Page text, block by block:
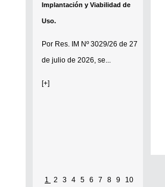
Implantación y Viabilidad de
Uso.
Por Res. IM Nº 3029/26 de 27
de julio de 2026, se...
[+]
1 2 3 4 5 6 7 8 9 10